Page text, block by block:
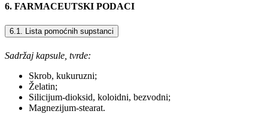
6. FARMACEUTSKI PODACI
6.1. Lista pomоćnih supstanci
Sadržaj kapsule, tvrde:
Skrob, kukuruzni;
Želatin;
Silicijum-dioksid, koloidni, bezvodni;
Magnezijum-stearat.